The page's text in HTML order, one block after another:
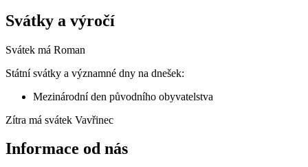
Svátky a výročí
Svátek má Roman
Státní svátky a významné dny na dnešek:
Mezinárodní den původního obyvatelstva
Zítra má svátek Vavřinec
Informace od nás